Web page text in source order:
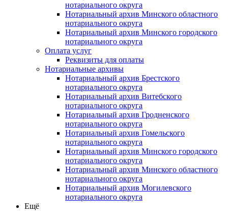
нотариального округа
Нотариальный архив Минского областного
нотариального округа
Нотариальный архив Минского городского
нотариального округа
Оплата услуг
Реквизиты для оплаты
Нотариальные архивы
Нотариальный архив Брестского
нотариального округа
Нотариальный архив Витебского
нотариального округа
Нотариальный архив Гродненского
нотариального округа
Нотариальный архив Гомельского
нотариального округа
Нотариальный архив Минского городского
нотариального округа
Нотариальный архив Минского областного
нотариального округа
Нотариальный архив Могилевского
нотариального округа
Ещё